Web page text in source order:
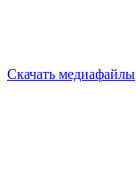
Скачать медиафайлы